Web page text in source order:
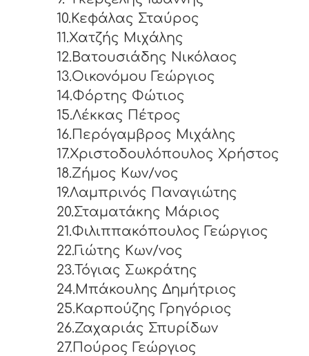
10.Κεφάλας Σταύρος
11.Χατζής Μιχάλης
12.Βατουσιάδης Νικόλαος
13.Οικονόμου Γεώργιος
14.Φόρτης Φώτιος
15.Λέκκας Πέτρος
16.Περόγαμβρος Μιχάλης
17.Χριστοδουλόπουλος Χρήστος
18.Ζήμος Κων/νος
19.Λαμπρινός Παναγιώτης
20.Σταματάκης Μάριος
21.Φιλιππακόπουλος Γεώργιος
22.Γιώτης Κων/νος
23.Τόγιας Σωκράτης
24.Μπάκουλης Δημήτριος
25.Καρπούζης Γρηγόριος
26.Ζαχαριάς Σπυρίδων
27.Πούρος Γεώργιος